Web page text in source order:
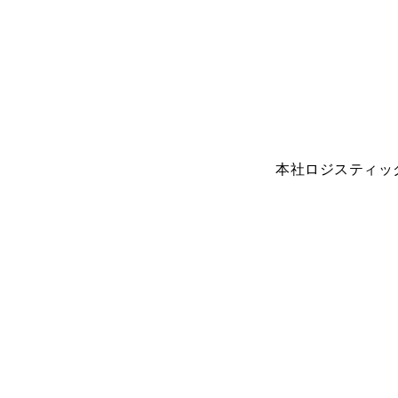
本社ロジスティッ